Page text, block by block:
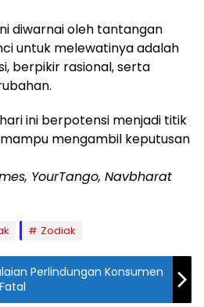
diwarnai oleh tantangan
untuk melewatinya adalah
berpikir rasional, serta
ini berpotensi menjadi titik
mengambil keputusan
YourTango, Navbharat
Zodiak
Perlindungan Konsumen